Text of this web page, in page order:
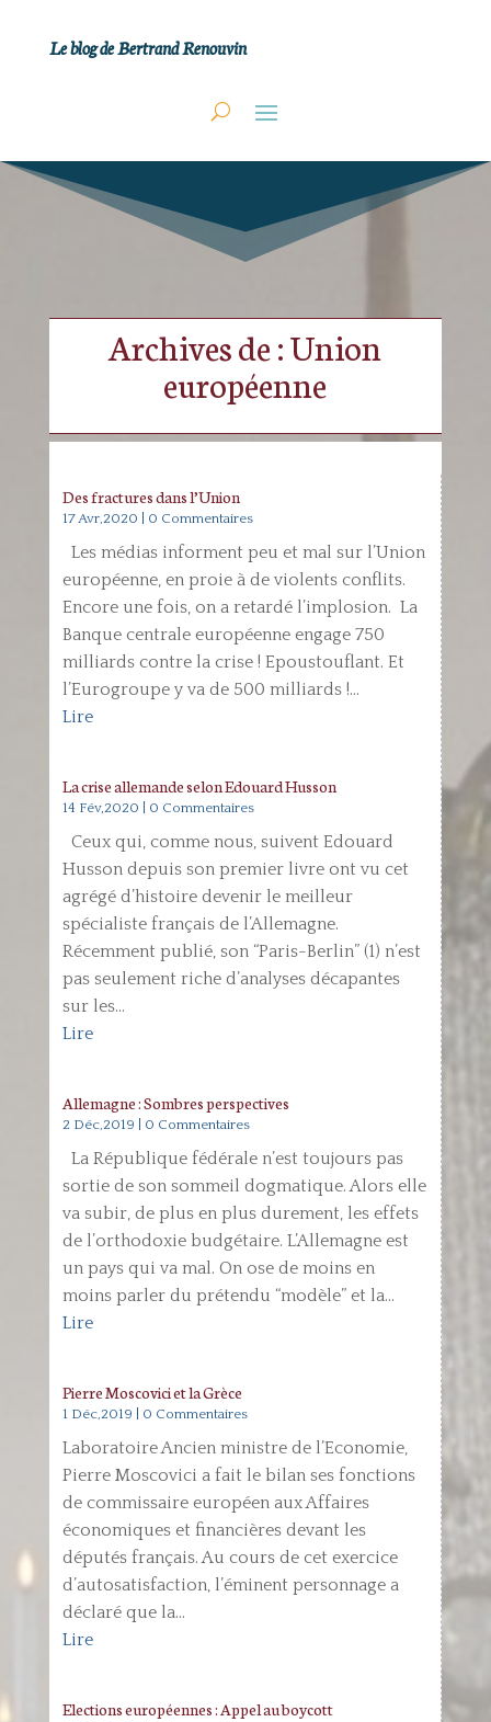
Le blog de Bertrand Renouvin
Archives de : Union
européenne
Des fractures dans l’Union
17 Avr,2020 | 0 Commentaires
Les médias informent peu et mal sur l’Union
européenne, en proie à de violents conflits.
Encore une fois, on a retardé l’implosion. La
Banque centrale européenne engage 750
milliards contre la crise ! Epoustouflant. Et
l’Eurogroupe y va de 500 milliards !...
Lire
La crise allemande selon Edouard Husson
14 Fév,2020 | 0 Commentaires
Ceux qui, comme nous, suivent Edouard
Husson depuis son premier livre ont vu cet
agrégé d’histoire devenir le meilleur
spécialiste français de l’Allemagne.
Récemment publié, son “Paris-Berlin” (1) n’est
pas seulement riche d’analyses décapantes
sur les...
Lire
Allemagne : Sombres perspectives
2 Déc,2019 | 0 Commentaires
La République fédérale n’est toujours pas
sortie de son sommeil dogmatique. Alors elle
va subir, de plus en plus durement, les effets
de l’orthodoxie budgétaire. L’Allemagne est
un pays qui va mal. On ose de moins en
moins parler du prétendu “modèle” et la...
Lire
Pierre Moscovici et la Grèce
1 Déc,2019 | 0 Commentaires
Laboratoire Ancien ministre de l’Economie,
Pierre Moscovici a fait le bilan ses fonctions
de commissaire européen aux Affaires
économiques et financières devant les
députés français. Au cours de cet exercice
d’autosatisfaction, l’éminent personnage a
déclaré que la...
Lire
Elections européennes : Appel au boycott